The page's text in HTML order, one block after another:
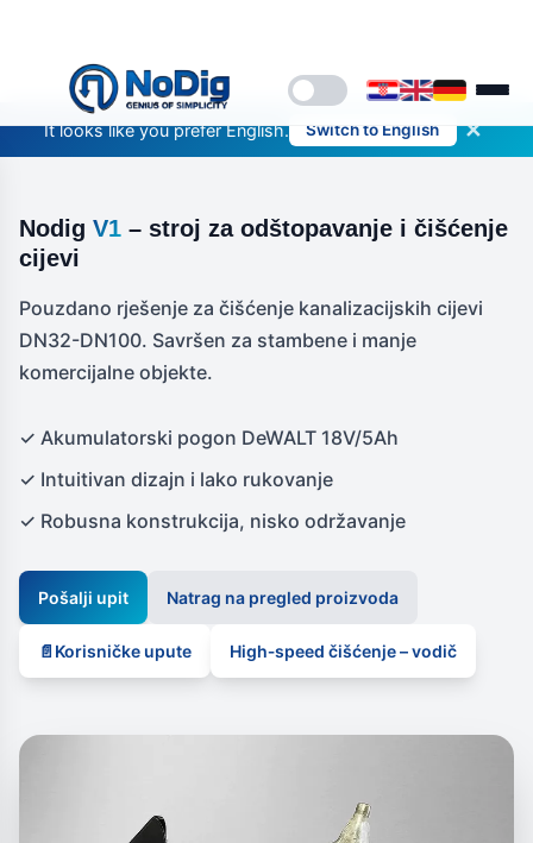
It looks like you prefer English. Switch to English ✕
Nodig V1 – stroj za odštopavanje i čišćenje
cijevi
Pouzdano rješenje za čišćenje kanalizacijskih cijevi
DN32-DN100. Savršen za stambene i manje
komercijalne objekte.
✓ Akumulatorski pogon DeWALT 18V/5Ah
✓ Intuitivan dizajn i lako rukovanje
✓ Robusna konstrukcija, nisko održavanje
Pošalji upit Natrag na pregled proizvoda
📄 Korisničke upute High‑speed čišćenje – vodič